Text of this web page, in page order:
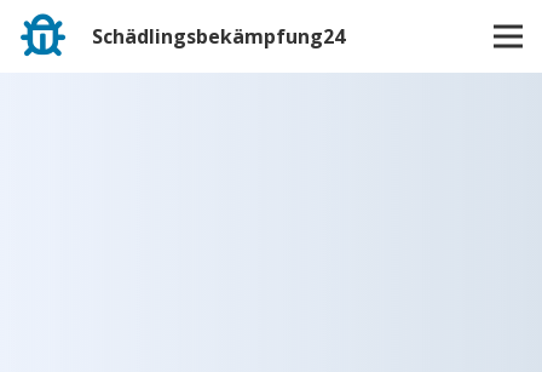
Schädlingsbekämpfung24